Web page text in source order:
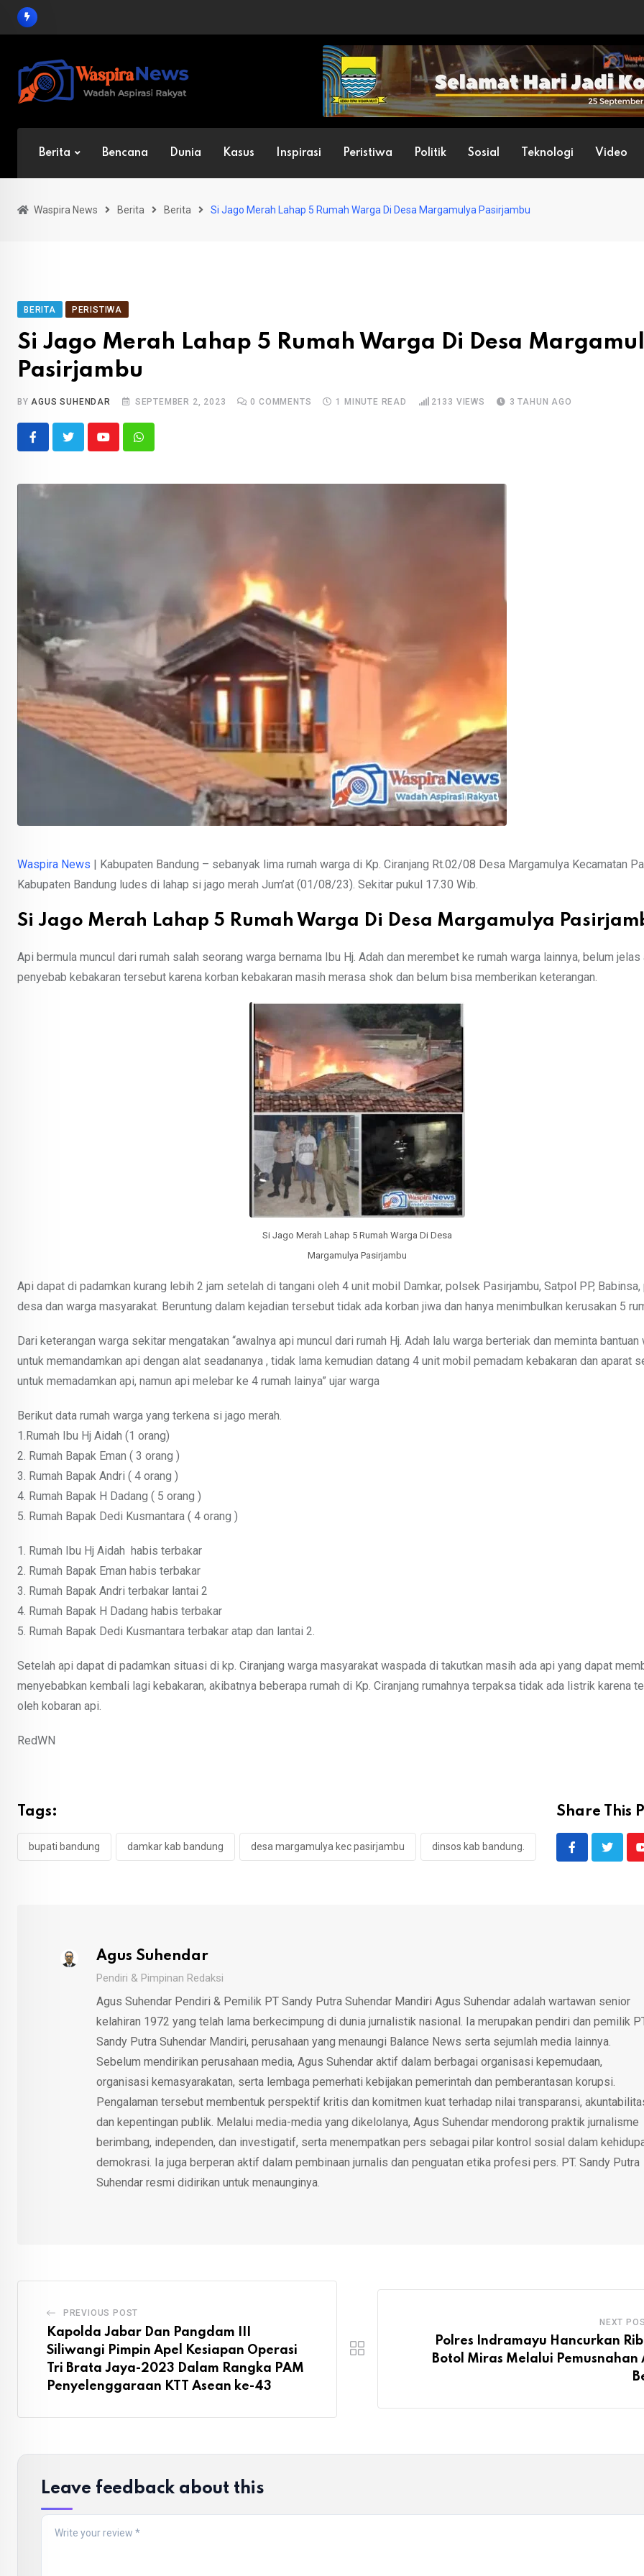
Skip
Berita Bencana Dunia Kasus Inspirasi Peristiwa Politik Sosial Teknologi Video
Waspira News Berita Berita Si Jago Merah Lahap 5 Rumah Warga Di Desa Margamulya Pasirjambu
BERITA PERISTIWA
Si Jago Merah Lahap 5 Rumah Warga Di Desa
Pasirjambu
BYAGUS SUHENDAR SEPTEMBER 2, 2023 0 COMMENTS 1 MINUTE READ 2133 VIEWS 3 TAHUN AGO
YoutubeWhatsapp
Waspira News | Kabupaten Bandung – sebanyak lima rumah warga di Kp. Ciranjang Rt.02/08 Desa Margamulya Kecamatan
Kabupaten Bandung ludes di lahap si jago merah Jum’at (01/08/23). Sekitar pukul 17.30 Wib.
Si Jago Merah Lahap 5 Rumah Warga Di Desa Margamulya
Api bermula muncul dari rumah salah seorang warga bernama Ibu Hj. Adah dan merembet ke rumah warga lainnya, belum jelas
penyebab kebakaran tersebut karena korban kebakaran masih merasa shok dan belum bisa memberikan keterangan.
Si Jago Merah Lahap 5 Rumah Warga Di Desa
Margamulya Pasirjambu
Api dapat di padamkan kurang lebih 2 jam setelah di tangani oleh 4 unit mobil Damkar, polsek Pasirjambu, Satpol PP, Babinsa,
desa dan warga masyarakat. Beruntung dalam kejadian tersebut tidak ada korban jiwa dan hanya menimbulkan kerusakan 5
Dari keterangan warga sekitar mengatakan “awalnya api muncul dari rumah Hj. Adah lalu warga berteriak dan meminta bantuan
untuk memandamkan api dengan alat seadananya , tidak lama kemudian datang 4 unit mobil pemadam kebakaran dan aparat
untuk memadamkan api, namun api melebar ke 4 rumah lainya” ujar warga
Berikut data rumah warga yang terkena si jago merah.
1.Rumah Ibu Hj Aidah (1 orang)
2. Rumah Bapak Eman ( 3 orang )
3. Rumah Bapak Andri ( 4 orang )
4. Rumah Bapak H Dadang ( 5 orang )
5. Rumah Bapak Dedi Kusmantara ( 4 orang )
1. Rumah Ibu Hj Aidah habis terbakar
2. Rumah Bapak Eman habis terbakar
3. Rumah Bapak Andri terbakar lantai 2
4. Rumah Bapak H Dadang habis terbakar
5. Rumah Bapak Dedi Kusmantara terbakar atap dan lantai 2.
Setelah api dapat di padamkan situasi di kp. Ciranjang warga masyarakat waspada di takutkan masih ada api yang dapat
menyebabkan kembali lagi kebakaran, akibatnya beberapa rumah di Kp. Ciranjang rumahnya terpaksa tidak ada listrik karena
oleh kobaran api.
RedWN
Tags:
bupati bandung damkar kab bandung desa margamulya kec pasirjambu dinsos kab bandung.
Share This
Agus Suhendar
Pendiri & Pimpinan Redaksi
Agus Suhendar Pendiri & Pemilik PT Sandy Putra Suhendar Mandiri Agus Suhendar adalah wartawan senior
kelahiran 1972 yang telah lama berkecimpung di dunia jurnalistik nasional. Ia merupakan pendiri dan pemilik
Sandy Putra Suhendar Mandiri, perusahaan yang menaungi Balance News serta sejumlah media lainnya.
Sebelum mendirikan perusahaan media, Agus Suhendar aktif dalam berbagai organisasi kepemudaan,
organisasi kemasyarakatan, serta lembaga pemerhati kebijakan pemerintah dan pemberantasan korupsi.
Pengalaman tersebut membentuk perspektif kritis dan komitmen kuat terhadap nilai transparansi,
dan kepentingan publik. Melalui media-media yang dikelolanya, Agus Suhendar mendorong praktik jurnalisme
berimbang, independen, dan investigatif, serta menempatkan pers sebagai pilar kontrol sosial dalam
demokrasi. Ia juga berperan aktif dalam pembinaan jurnalis dan penguatan etika profesi pers. PT. Sandy Putra
Suhendar resmi didirikan untuk menaunginya.
PREVIOUS POST
Kapolda Jabar Dan Pangdam III
Siliwangi Pimpin Apel Kesiapan Operasi
Tri Brata Jaya-2023 Dalam Rangka PAM
Penyelenggaraan KTT Asean ke-43
NEXT
Polres Indramayu Hancurkan
Botol Miras Melalui Pemusnahan
Leave feedback about this